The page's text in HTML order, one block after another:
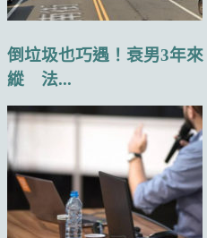
倒垃圾也巧遇！衰男3年
縱 法...